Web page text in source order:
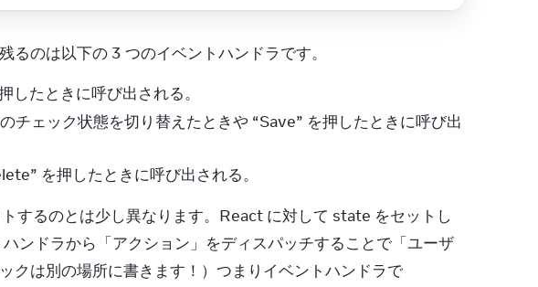
のは以下の 3 つのイベントハンドラです。
したときに呼び出される。
チェック状態を切り替えたときや “Save” を押したときに呼び出
を押したときに呼び出される。
するのとは少し異なります。React に対して state をセットし
ンドラから「アクション」をディスパッチすることで「ユーザ
クは別の場所に書きます！）つまりイベントハンドラで